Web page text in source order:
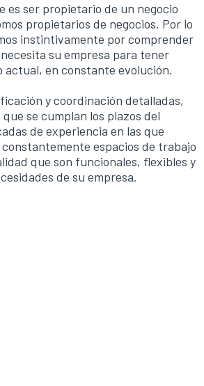
es ser propietario de un negocio
propietarios de negocios. Por lo
instintivamente por comprender
su empresa para tener
actual, en constante evolución.
y coordinación detalladas,
se cumplan los plazos del
de experiencia en las que
espacios de trabajo
que son funcionales, flexibles y
de su empresa.